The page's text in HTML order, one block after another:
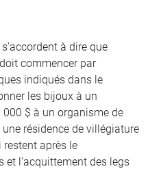
à dire que
commencer par
indiqués dans le
les bijoux à un
$ à un organisme de
résidence de villégiature
après le
et l’acquittement des legs